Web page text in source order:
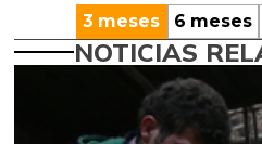
3 meses 6 meses
NOTICIAS